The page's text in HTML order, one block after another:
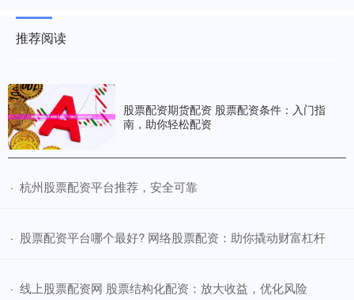
推荐阅读
股票配资期货配资 股票配资条件：入门指
南，助你轻松配资
· ​杭州股票配资平台推荐，安全可靠
· ​股票配资平台哪个最好? 网络股票配资：助你撬动财富杠杆
· ​线上股票配资网 股票结构化配资：放大收益，优化风险